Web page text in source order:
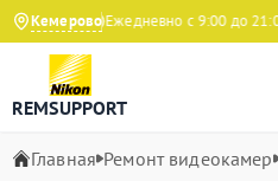
Кемерово
Яндекс Ежедневно с 9:00 до 21:00
REMSUPPORT
Главная Ремонт видеокамер